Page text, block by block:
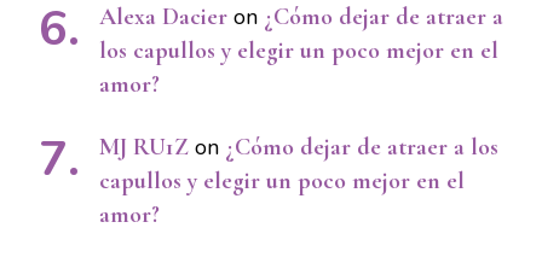
Alexa Dacier on ¿Cómo dejar de atraer a
los capullos y elegir un poco mejor en el
amor?
MJ RU1Z on ¿Cómo dejar de atraer a los
capullos y elegir un poco mejor en el
amor?